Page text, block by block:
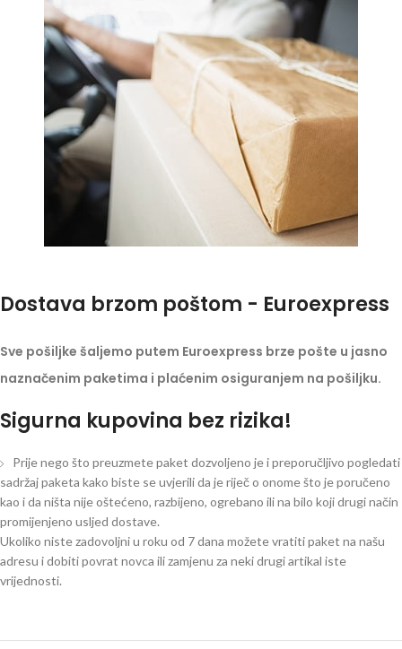
Dostava brzom poštom - Euroexpress
Sve pošiljke šaljemo putem Euroexpress brze pošte u jasno
naznačenim paketima i plaćenim osiguranjem na pošiljku.
Sigurna kupovina bez rizika!
Prije nego što preuzmete paket dozvoljeno je i preporučljivo pogledati
sadržaj paketa kako biste se uvjerili da je riječ o onome što je poručeno
kao i da ništa nije oštećeno, razbijeno, ogrebano ili na bilo koji drugi način
promijenjeno usljed dostave.
Ukoliko niste zadovoljni u roku od 7 dana možete vratiti paket na našu
adresu i dobiti povrat novca ili zamjenu za neki drugi artikal iste
vrijednosti.